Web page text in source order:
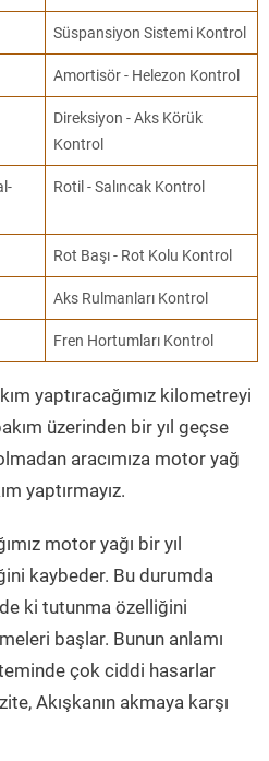
Süspansiyon Sistemi Kontrol
Amortisör - Helezon Kontrol
Direksiyon - Aks Körük
Kontrol
Rotil - Salıncak Kontrol
Rot Başı - Rot Kolu Kontrol
Aks Rulmanları Kontrol
Fren Hortumları Kontrol
yaptıracağımız kilometreyi
üzerinden bir yıl geçse
aracımıza motor yağ
yaptırmayız.
motor yağı bir yıl
kaybeder. Bu durumda
ki tutunma özelliğini
başlar. Bunun anlamı
çok ciddi hasarlar
Akışkanın akmaya karşı